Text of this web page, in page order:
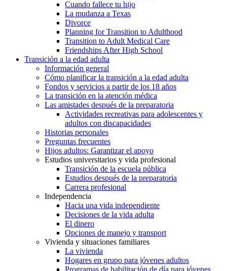
Cuando fallece tu hijo
La mudanza a Texas
Divorce
Planning for Transition to Adulthood
Transition to Adult Medical Care
Friendships After High School
Transición a la edad adulta
Información general
Cómo planificar la transición a la edad adulta
Fondos y servicios a partir de los 18 años
La transición en la atención médica
Las amistades después de la preparatoria
Actividades recreativas para adolescentes y
adultos con discapacidades
Historias personales
Preguntas frecuentes
Hijos adultos: Garantizar el apoyo
Estudios universitarios y vida profesional
Transición de la escuela pública
Estudios después de la preparatoria
Carrera profesional
Independencia
Hacia una vida independiente
Decisiones de la vida adulta
El dinero
Opciones de manejo y transport
Vivienda y situaciones familiares
La vivienda
Hogares en grupo para jóvenes adultos
Programas de habilitación de día para jóvenes